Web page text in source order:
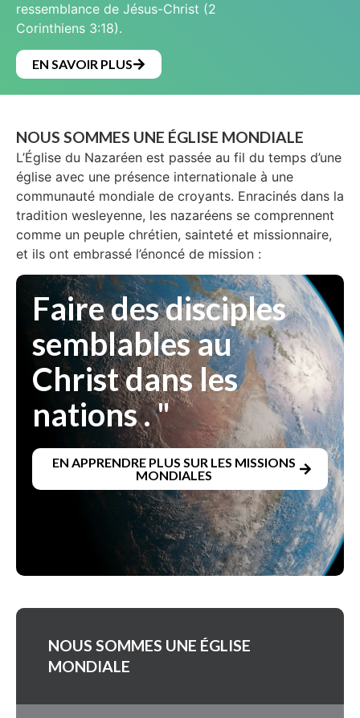
ressemblance de Jésus-Christ (2
Corinthiens 3:18).
EN SAVOIR PLUS
NOUS SOMMES UNE ÉGLISE MONDIALE
L’Église du Nazaréen est passée au fil du temps d’une
église avec une présence internationale à une
communauté mondiale de croyants. Enracinés dans la
tradition wesleyenne, les nazaréens se comprennent
comme un peuple chrétien, sainteté et missionnaire,
et ils ont embrassé l’énoncé de mission :
Faire des disciples
semblables au
Christ dans les
nations . "
EN APPRENDRE PLUS SUR LES MISSIONS
MONDIALES
NOUS SOMMES UNE ÉGLISE
MONDIALE